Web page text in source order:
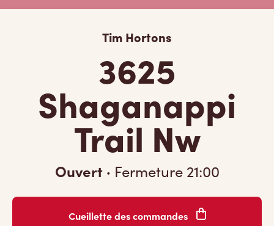
Tim Hortons
3625
Shaganappi
Trail Nw
Ouvert · Fermeture 21:00
Cueillette des commandes